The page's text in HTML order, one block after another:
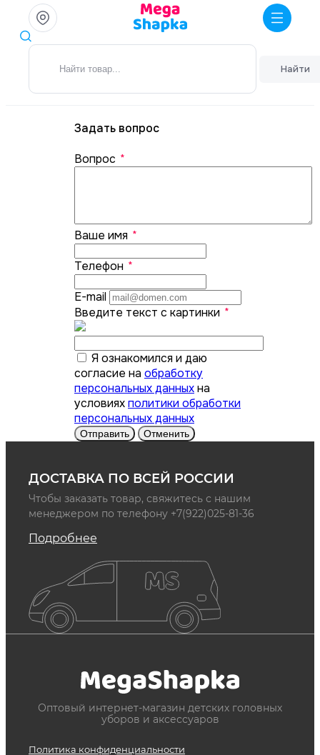
Найти
Задать вопрос
Вопрос *
Ваше имя *
Телефон *
E-mail
Введите текст с картинки *
Я ознакомился и даю
согласие на обработку
персональных данныхна
условияхполитики обработки
персональных данных
Отправить Отменить
ДОСТАВКА ПО ВСЕЙ РОССИИ
Чтобы заказать товар, свяжитесь с нашим
менеджером по телефону +7(922)025-81-36
Подробнее
Оптовый интернет-магазин детских головных
уборов и аксессуаров
Политика конфиденциальности